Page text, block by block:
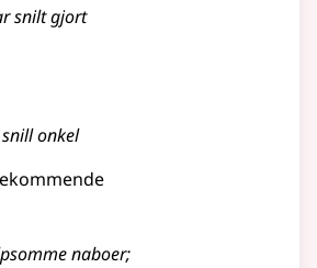
snilt gjort
snillonkel
naboer;